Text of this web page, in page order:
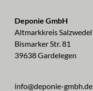
Deponie GmbH
Altmarkkreis Salzwedel
Bismarker Str. 81
39638 Gardelegen
info@deponie-gmbh.de